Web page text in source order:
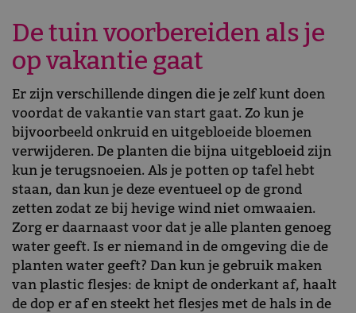
De tuin voorbereiden als je
op vakantie gaat
Er zijn verschillende dingen die je zelf kunt doen
voordat de vakantie van start gaat. Zo kun je
bijvoorbeeld onkruid en uitgebloeide bloemen
verwijderen. De planten die bijna uitgebloeid zijn
kun je terugsnoeien. Als je potten op tafel hebt
staan, dan kun je deze eventueel op de grond
zetten zodat ze bij hevige wind niet omwaaien.
Zorg er daarnaast voor dat je alle planten genoeg
water geeft. Is er niemand in de omgeving die de
planten water geeft? Dan kun je gebruik maken
van plastic flesjes: de knipt de onderkant af, haalt
de dop er af en steekt het flesjes met de hals in de